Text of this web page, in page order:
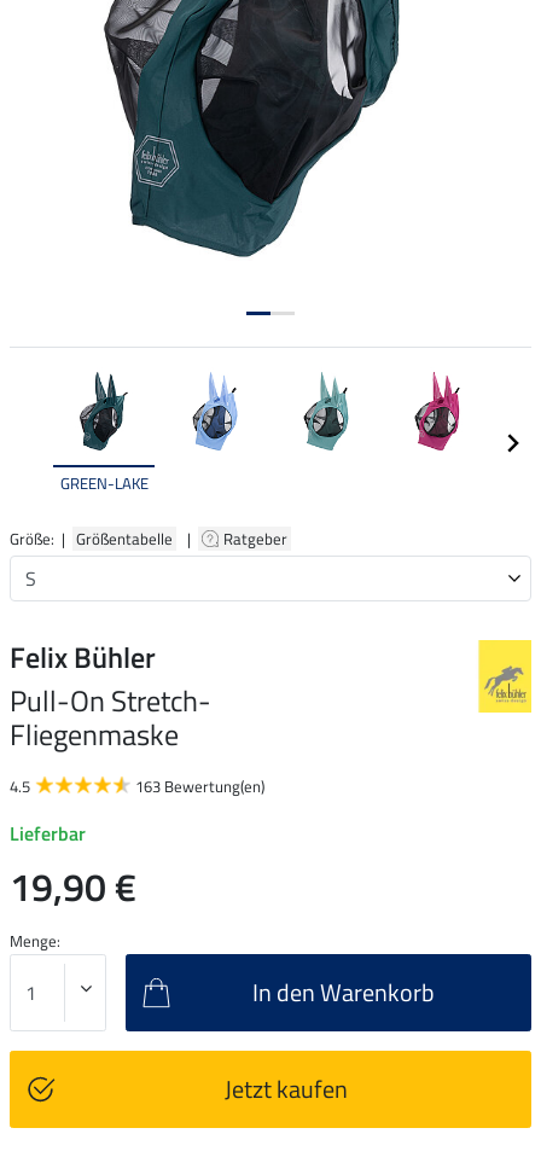
GREEN-LAKE
Größe: | Größentabelle | Ratgeber
Felix Bühler
Pull-On Stretch-
Fliegenmaske
4.5 163 Bewertung(en)
Lieferbar
19,90 €
Menge:
In den Warenkorb
Jetzt kaufen